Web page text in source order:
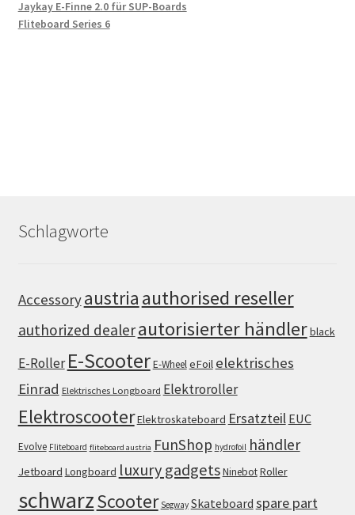
Jaykay E-Finne 2.0 für SUP-Boards
Fliteboard Series 6
Schlagworte
Accessoryaustria authorised reseller
authorized dealerautorisierter händlerblack
E-Roller E-ScooterE-WheeleFoil elektrisches
Einrad Elektrisches Longboard Elektroroller
ElektroscooterElektroskateboard Ersatzteil EUC
Evolve Fliteboard fliteboard austria FunShop hydrofoil händler
Jetboard Longboard luxury gadgetsNinebotRoller
schwarzScooter Segway Skateboard spare part